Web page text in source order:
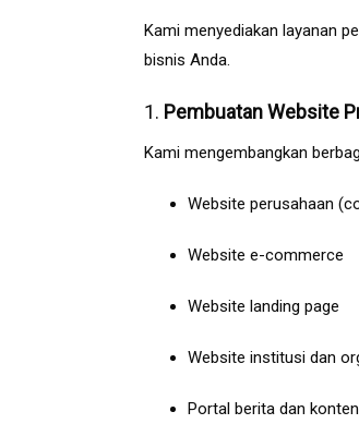
Kami menyediakan layanan
bisnis Anda.
1. Pembuatan Website
Kami mengembangkan
Website perusahaan
Website e-commerce
Website landing page
Website institusi dan
Portal berita dan konten